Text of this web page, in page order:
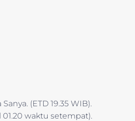
(ETD 19.35 WIB).
waktu setempat).